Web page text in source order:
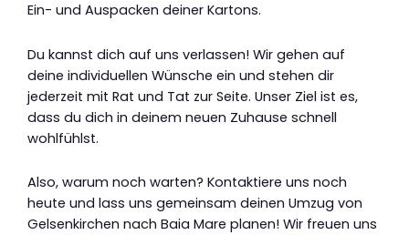
Ein- und Auspacken deiner Kartons.
Du kannst dich auf uns verlassen! Wir gehen auf
deine individuellen Wünsche ein und stehen dir
jederzeit mit Rat und Tat zur Seite. Unser Ziel ist es,
dass du dich in deinem neuen Zuhause schnell
wohlfühlst.
Also, warum noch warten? Kontaktiere uns noch
heute und lass uns gemeinsam deinen Umzug von
Gelsenkirchen nach Baia Mare planen! Wir freuen uns